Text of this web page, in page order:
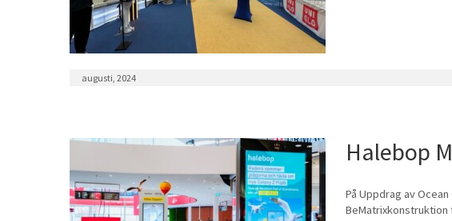
augusti, 2024
Halebop
På Uppdrag av
BeMatrixkonstruktion